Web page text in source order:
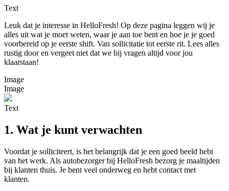
Text
Leuk dat je interesse in HelloFresh! Op deze pagina leggen wij je
alles uit wat je moet weten, waar je aan toe bent en hoe je je goed
voorbereid op je eerste shift. Van sollicitatie tot eerste rit. Lees alles
rustig door en vergeet niet dat we bij vragen altijd voor jou
klaarstaan!
Image
Image
Text
1. Wat je kunt verwachten
Voordat je solliciteert, is het belangrijk dat je een goed beeld hebt
van het werk. Als autobezorger bij HelloFresh bezorg je maaltijden
bij klanten thuis. Je bent veel onderweg en hebt contact met
klanten.